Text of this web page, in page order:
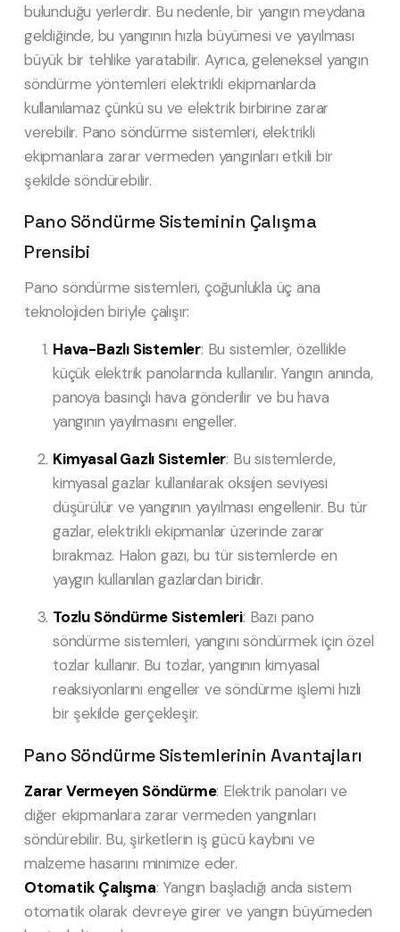
bulunduğu yerlerdir. Bu nedenle, bir yangın meydana
geldiğinde, bu yangının hızla büyümesi ve yayılması
büyük bir tehlike yaratabilir. Ayrıca, geleneksel yangın
söndürme yöntemleri elektrikli ekipmanlarda
kullanılamaz çünkü su ve elektrik birbirine zarar
verebilir. Pano söndürme sistemleri, elektrikli
ekipmanlara zarar vermeden yangınları etkili bir
şekilde söndürebilir.
Pano Söndürme Sisteminin Çalışma
Prensibi
Pano söndürme sistemleri, çoğunlukla üç ana
teknolojiden biriyle çalışır:
Hava-Bazlı Sistemler: Bu sistemler, özellikle
küçük elektrik panolarında kullanılır. Yangın anında,
panoya basınçlı hava gönderilir ve bu hava
yangının yayılmasını engeller.
Kimyasal Gazlı Sistemler: Bu sistemlerde,
kimyasal gazlar kullanılarak oksijen seviyesi
düşürülür ve yangının yayılması engellenir. Bu tür
gazlar, elektrikli ekipmanlar üzerinde zarar
bırakmaz. Halon gazı, bu tür sistemlerde en
yaygın kullanılan gazlardan biridir.
Tozlu Söndürme Sistemleri: Bazı pano
söndürme sistemleri, yangını söndürmek için özel
tozlar kullanır. Bu tozlar, yangının kimyasal
reaksiyonlarını engeller ve söndürme işlemi hızlı
bir şekilde gerçekleşir.
Pano Söndürme Sistemlerinin Avantajları
Zarar Vermeyen Söndürme: Elektrik panoları ve
diğer ekipmanlara zarar vermeden yangınları
söndürebilir. Bu, şirketlerin iş gücü kaybını ve
malzeme hasarını minimize eder.
Otomatik Çalışma: Yangın başladığı anda sistem
otomatik olarak devreye girer ve yangın büyümeden